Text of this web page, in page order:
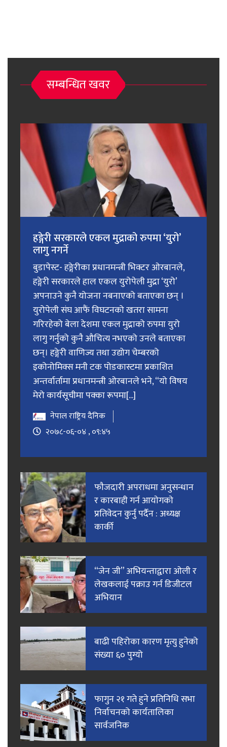
सम्बन्धित खवर
हङ्गेरी सरकारले एकल मुद्राको रुपमा ‘युरो’
लागु नगर्ने
बुडापेस्ट- हङ्गेरीका प्रधानमन्त्री भिक्टर ओरबानले,
हङ्गेरी सरकारले हाल एकल युरोपेली मुद्रा ‘युरो’
अपनाउने कुनै योजना नबनाएको बताएका छन् ।
युरोपेली संघ आफैं विघटनको खतरा सामना
गरिरहेको बेला देशमा एकल मुद्राको रुपमा युरो
लागु गर्नुको कुनै औचित्य नभएको उनले बताएका
छन्। हङ्गेरी वाणिज्य तथा उद्योग चेम्बरको
इकोनोमिक्स मनी टक पोडकास्टमा प्रकाशित
अन्तर्वार्तामा प्रधानमन्त्री ओरबानले भने, “यो विषय
मेरो कार्यसूचीमा पक्का रूपमा[...]
नेपाल राष्ट्रिय दैनिक
२०७८-०६-०४ , ०९:४५
फाैजदारी अपराधमा अनुसन्धान
र कारबाही गर्न आयाेगकाे
प्रतिवेदन कुर्नु पर्दैन : अध्यक्ष
कार्की
“जेन जी” अभियन्ताद्वारा ओली र
लेखकलाई पक्राउ गर्न डिजीटल
अभियान
बाढी पहिरोका कारण मृत्यु हुनेको
संख्या ६० पुग्यो
फागुन २१ गते हुने प्रतिनिधि सभा
निर्वाचनको कार्यतालिका
सार्वजनिक